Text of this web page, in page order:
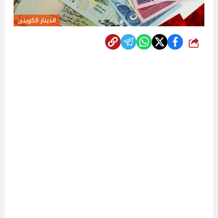
الدينار الكويتى
شارك